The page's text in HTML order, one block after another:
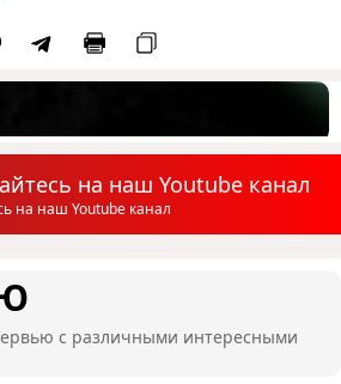
на наш Youtube канал
на наш Youtube канал
с различными интересными